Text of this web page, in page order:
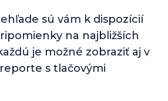
sú vám k dispozícií
na najbližších
je možné zobraziť aj v
s tlačovými